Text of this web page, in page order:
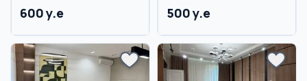
600 y.e 500 y.e